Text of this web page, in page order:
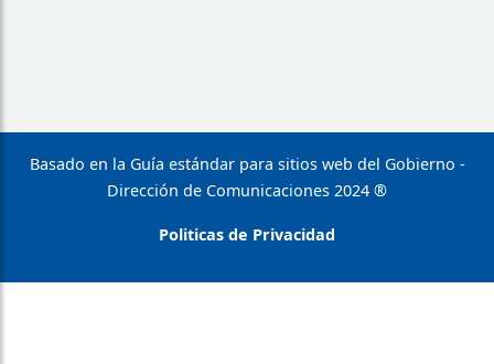
Basado en la Guía estándar para sitios web del Gobierno -
Dirección de Comunicaciones 2024 ®
Politicas de Privacidad